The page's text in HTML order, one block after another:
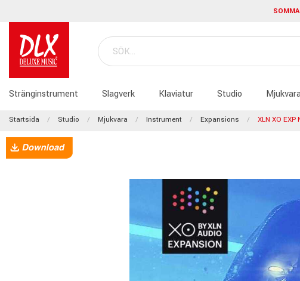
Stränginstrument Slagverk Klaviatur Studio
Startsida Studio Mjukvara Instrument Expansions XLN XO EXP